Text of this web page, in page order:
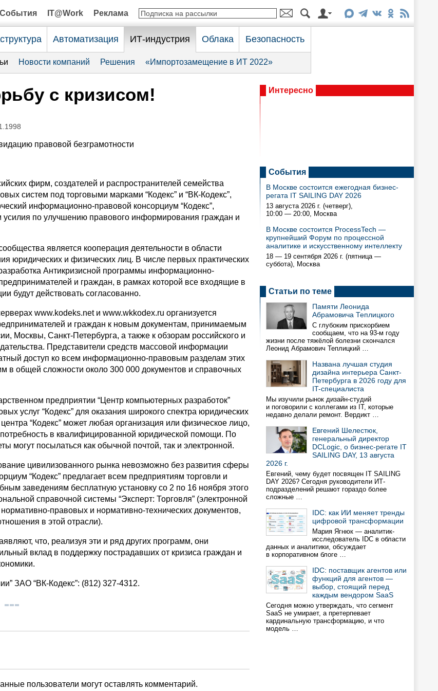
События IT@Work Реклама
Автоматизация ИТ-индустрия Облака Безопасность
Новости компаний Решения «Импортозамещение в ИТ 2022»
с кризисом!
правовой безграмотности
фирм, создателей и распространителей семейства
систем под торговыми марками “Кодекс” и “ВК-Кодекс”,
информационно-правовой консорциум “Кодекс”,
по улучшению правового информирования граждан и
является кооперация деятельности в области
юридических и физических лиц. В числе первых практических
Антикризисной программы информационно-
и граждан, в рамках которой все входящие в
будут действовать согласованно.
www.kodeks.net и www.wkkodex.ru организуется
и граждан к новым документам, принимаемым
Москвы, Санкт-Петербурга, а также к обзорам российского и
Представители средств массовой информации
доступ ко всем информационно-правовым разделам этих
в общей сложности около 300 000 документов и справочных
предприятии “Центр компьютерных разработок”
услуг “Кодекс” для оказания широкого спектра юридических
центра “Кодекс” может любая организация или физическое лицо,
в квалифицированной юридической помощи. По
могут посылаться как обычной почтой, так и электронной.
цивилизованного рынка невозможно без развития сферы
“Кодекс” предлагает всем предприятиям торговли и
заведениям бесплатную установку со 2 по 16 ноября этого
справочной системы “Эксперт: Торговля” (электронной
правовых и нормативно-технических документов,
в этой отрасли).
что, реализуя эти и ряд других программ, они
вклад в поддержку пострадавших от кризиса граждан и
ЗАО “ВК-Кодекс”: (812) 327-4312.
пользователи могут оставлять комментарий.
Интересно
События
В Москве состоится ежегодная бизнес-
регата IT SAILING DAY 2026
13 августа 2026 г. (четверг),
10:00 — 20:00, Москва
В Москве состоится ProcessTech —
крупнейший Форум по процессной
аналитике и искусственному интеллекту
18 — 19 сентября 2026 г. (пятница —
суббота), Москва
Статьи по теме
Памяти Леонида
Абрамовича Теплицкого
С глубоким прискорбием
сообщаем, что на 93-м году
жизни после тяжёлой болезни скончался
Леонид Абрамович Теплицкий …
Названа лучшая студия
дизайна интерьера Санкт-
Петербурга в 2026 году для
IT-специалиста
Мы изучили рынок дизайн-студий
и поговорили с коллегами из IT, которые
недавно делали ремонт. Вердикт …
Евгений Шелестюк,
генеральный директор
DCLogic, о бизнес-регате IT
SAILING DAY, 13 августа
2026 г.
Евгений, чему будет посвящен IT SAILING
DAY 2026? Сегодня руководители ИТ-
подразделений решают гораздо более
сложные …
IDC: как ИИ меняет тренды
цифровой трансформации
Мария Ягнюк — аналитик-
исследователь IDC в области
данных и аналитики, обсуждает
в корпоративном блоге …
IDC: поставщик агентов или
функций для агентов —
выбор, стоящий перед
каждым вендором SaaS
Сегодня можно утверждать, что сегмент
SaaS не умирает, а претерпевает
кардинальную трансформацию, и что
модель …